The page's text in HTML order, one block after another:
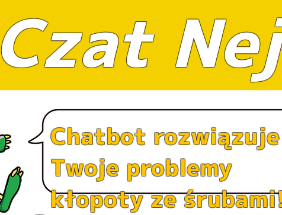
Chatbot rozwiązuje
Twoje problemy
kłopoty ze
Czat